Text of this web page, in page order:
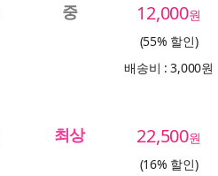
중 12,000원
(55% 할인)
배송비 : 3,000원
최상 22,500원
(16% 할인)